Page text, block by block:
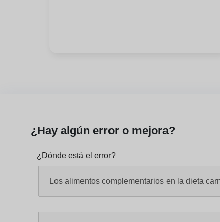
¿Hay algún error o mejora?
¿Dónde está el error?